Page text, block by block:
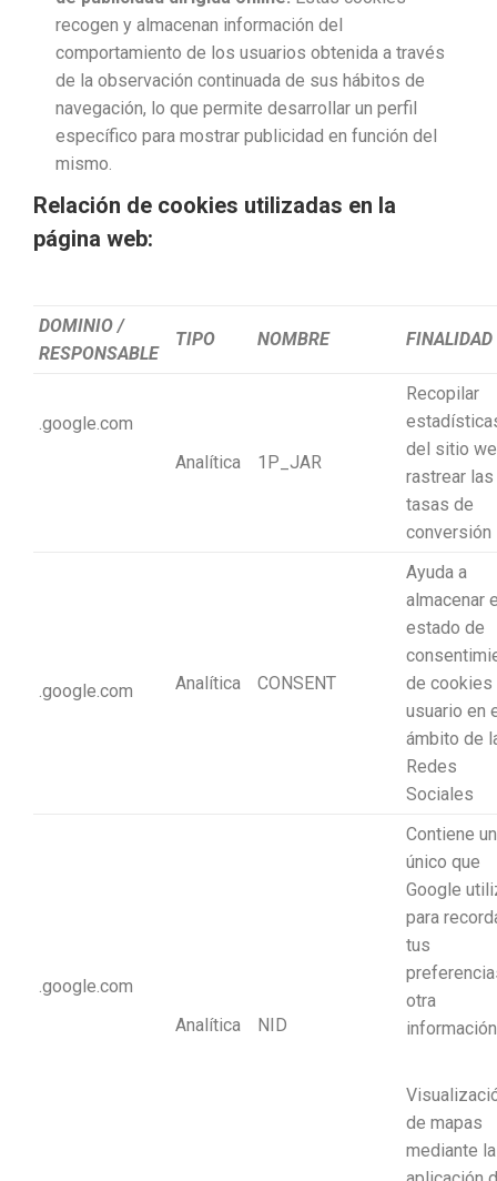
recogen y almacenan información del
comportamiento de los usuarios obtenida a través
de la observación continuada de sus hábitos de
navegación, lo que permite desarrollar un perfil
específico para mostrar publicidad en función del
mismo.
Relación de cookies utilizadas en la
página web:
DOMINIO /
RESPONSABLE
TIPO NOMBRE FINALIDAD
.google.com
Analítica
1P_JAR
Recopilar
del sitio
rastrear las
tasas de
conversión
.google.com Analítica CONSENT
Ayuda a
almacenar
estado de
de cookies
usuario en
ámbito de
Redes
Sociales
.google.com
Analítica
NID
Contiene
único que
Google
para
tus
otra
de mapas
mediante la